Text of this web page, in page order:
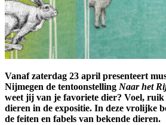
Vanaf zaterdag 23 april presenteert
Nijmegen de tentoonstelling Naar het
weet jij van je favoriete dier? Voel, ruik
dieren in de expositie. In deze vrolijke
de feiten en fabels van bekende dieren.